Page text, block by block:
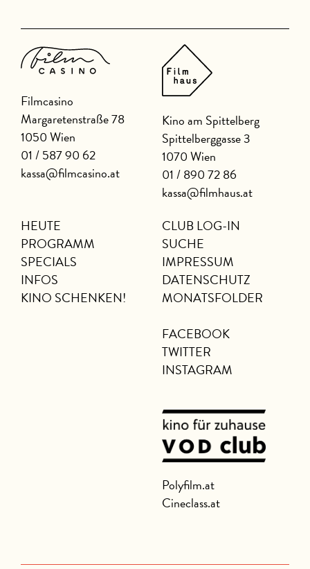
Filmcasino
Margaretenstraße 78
1050 Wien
01 / 587 90 62
kassa@filmcasino.at
Kino am Spittelberg
Spittelberggasse 3
1070 Wien
01 / 890 72 86
kassa@filmhaus.at
HEUTE
PROGRAMM
SPECIALS
INFOS
KINO SCHENKEN!
CLUB LOG-IN
SUCHE
IMPRESSUM
DATENSCHUTZ
MONATSFOLDER
FACEBOOK
TWITTER
INSTAGRAM
Polyfilm.at
Cineclass.at